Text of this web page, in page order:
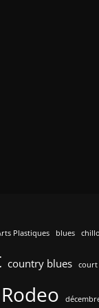
Plastiques blues
country blues court